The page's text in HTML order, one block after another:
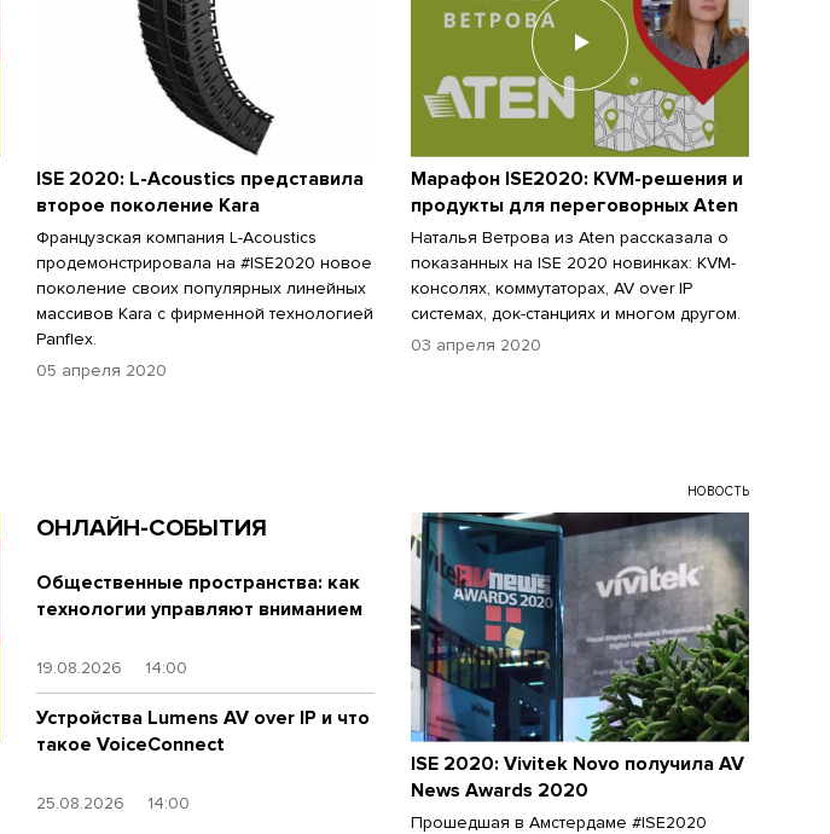
ISE 2020: L-Acoustics представила
второе поколение Kara
Французская компания L-Acoustics
продемонстрировала на #ISE2020 новое
поколение своих популярных линейных
массивов Kara с фирменной технологией
Panflex.
05 апреля 2020
Марафон ISE2020: KVM-решения и
продукты для переговорных Aten
Наталья Ветрова из Aten рассказала о
показанных на ISE 2020 новинках: KVM-
консолях, коммутаторах, AV over IP
системах, док-станциях и многом другом.
03 апреля 2020
НОВОСТЬ
ISE 2020: Vivitek Novo получила AV
News Awards 2020
Прошедшая в Амстердаме #ISE2020
ОНЛАЙН-СОБЫТИЯ
Общественные пространства: как
технологии управляют вниманием
19.08.2026 14:00
Устройства Lumens AV over IP и что
такое VoiceConnect
25.08.2026 14:00